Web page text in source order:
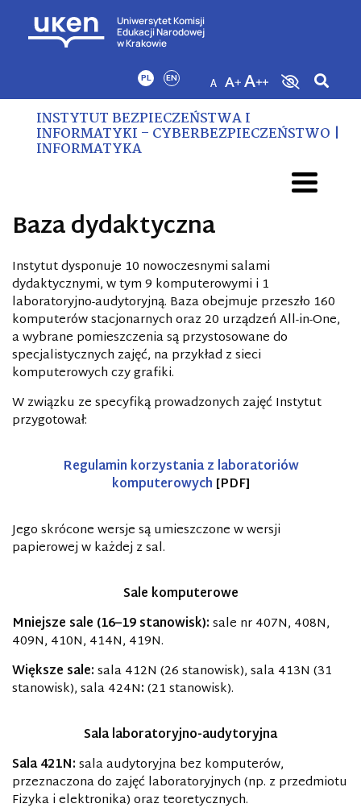
Uniwersytet Komisji
Edukacji Narodowej
w Krakowie
PL EN
INSTYTUT BEZPIECZEŃSTWA I
INFORMATYKI – CYBERBEZPIECZEŃSTWO |
INFORMATYKA
Baza dydaktyczna
Instytut dysponuje 10 nowoczesnymi salami
dydaktycznymi, w tym 9 komputerowymi i 1
laboratoryjno-audytoryjną. Baza obejmuje przeszło 160
komputerów stacjonarnych oraz 20 urządzeń All-in-One,
a wybrane pomieszczenia są przystosowane do
specjalistycznych zajęć, na przykład z sieci
komputerowych czy grafiki.
W związku ze specyfiką prowadzonych zajęć Instytut
przygotował:
Regulamin korzystania z laboratoriów
komputerowych [PDF]
Jego skrócone wersje są umieszczone w wersji
papierowej w każdej z sal.
Sale komputerowe
Mniejsze sale (16–19 stanowisk):sale nr 407N, 408N,
409N, 410N, 414N, 419N.
Większe sale:sala 412N (26 stanowisk), sala 413N (31
stanowisk), sala 424N:(21 stanowisk).
Sala laboratoryjno-audytoryjna
Sala 421N:sala audytoryjna bez komputerów,
przeznaczona do zajęć laboratoryjnych (np. z przedmiotu
Fizyka i elektronika) oraz teoretycznych.